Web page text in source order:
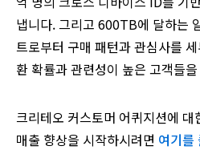
냅니다. 그리고 600TB에 달하는
트로부터 구매 패턴과 관심사를
환 확률과 관련성이 높은 고객들
크리테오 커스토머 어퀴지션에
매출 향상을 시작하시려면 여기를